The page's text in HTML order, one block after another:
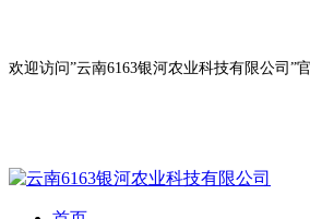
欢迎访问”云南6163银河农业科技有限公司”